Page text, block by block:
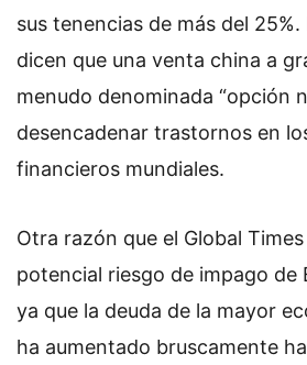
sus tenencias de más del
dicen que una venta china a
menudo denominada “opción
desencadenar trastornos en
financieros mundiales.
Otra razón que el Global
potencial riesgo de impago de
ya que la deuda de la mayor
ha aumentado bruscamente